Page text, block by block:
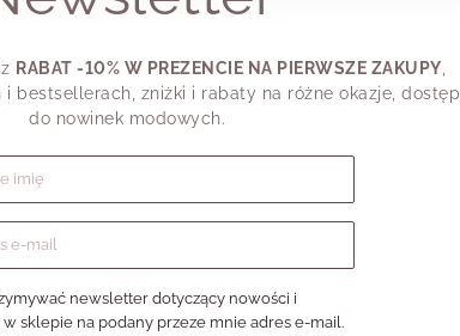
RABAT -10% W PREZENCIE NA PIERWSZE ZAKUPY,
bestsellerach, zniżki i rabaty na różne okazje, dostęp
do nowinek modowych.
zapisu do newslettera
newsletter dotyczący nowości i
sklepie na podany przeze mnie adres e-mail.